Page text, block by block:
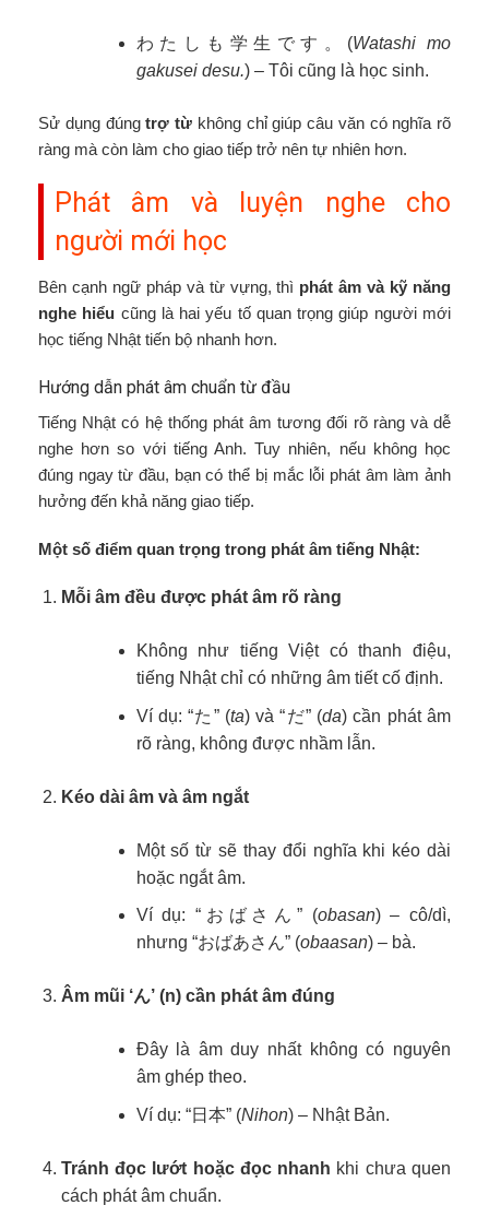
わたしも学生です。(Watashi mo
gakusei desu.) – Tôi cũng là học sinh.
Sử dụng đúngtrợ từ không chỉ giúp câu văn có nghĩa rõ
ràng mà còn làm cho giao tiếp trở nên tự nhiên hơn.
Phát âm và luyện nghe cho
người mới học
Bên cạnh ngữ pháp và từ vựng, thì phát âm và kỹ năng
nghe hiểu cũng là hai yếu tố quan trọng giúp người mới
học tiếng Nhật tiến bộ nhanh hơn.
Hướng dẫn phát âm chuẩn từ đầu
Tiếng Nhật có hệ thống phát âm tương đối rõ ràng và dễ
nghe hơn so với tiếng Anh. Tuy nhiên, nếu không học
đúng ngay từ đầu, bạn có thể bị mắc lỗi phát âm làm ảnh
hưởng đến khả năng giao tiếp.
Một số điểm quan trọng trong phát âm tiếng Nhật:
Mỗi âm đều được phát âm rõ ràng
Không như tiếng Việt có thanh điệu,
tiếng Nhật chỉ có những âm tiết cố định.
Ví dụ: “た” (ta) và “だ” (da) cần phát âm
rõ ràng, không được nhầm lẫn.
Kéo dài âm và âm ngắt
Một số từ sẽ thay đổi nghĩa khi kéo dài
hoặc ngắt âm.
Ví dụ: “おばさん” (obasan) – cô/dì,
nhưng “おばあさん” (obaasan) – bà.
Âm mũi ‘ん’ (n) cần phát âm đúng
Đây là âm duy nhất không có nguyên
âm ghép theo.
Ví dụ: “日本” (Nihon) – Nhật Bản.
Tránh đọc lướt hoặc đọc nhanh khi chưa quen
cách phát âm chuẩn.